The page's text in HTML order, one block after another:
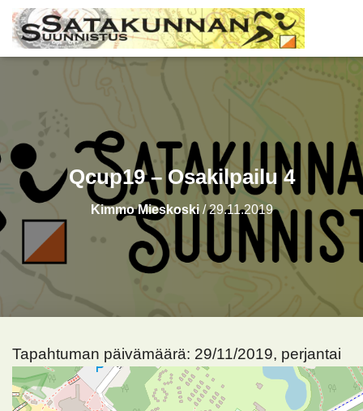
Qcup19 – Osakilpailu 4
Kimmo Mieskoski/29.11.2019
Tapahtuman päivämäärä: 29/11/2019, perjantai